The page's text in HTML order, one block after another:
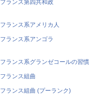
フランス第四共和政
フランス系アメリカ人
フランス系アンゴラ
フランス系グランゼコールの習慣
フランス組曲
フランス組曲 (プーランク)